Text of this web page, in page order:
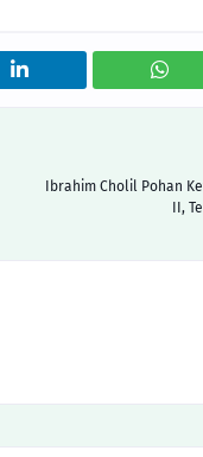
Ibrahim Cholil Pohan
II,